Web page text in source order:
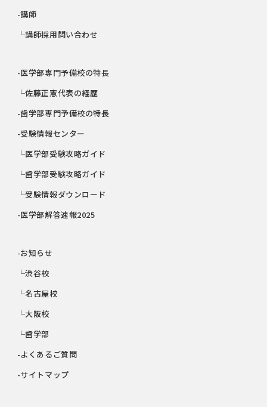
-講師
└講師採用問い合わせ
-医学部専門予備校の特長
└佐藤正憲代表の経歴
-歯学部専門予備校の特長
-受験情報センター
└医学部受験攻略ガイド
└歯学部受験攻略ガイド
└受験情報ダウンロード
-医学部解答速報2025
-お知らせ
└渋谷校
└名古屋校
└大阪校
└歯学部
-よくあるご質問
-サイトマップ